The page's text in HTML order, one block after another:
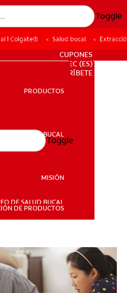
Toggle
SALUD BUCAL
SELECCIÓN DE PRODUCTOS
PARA PROFESIONALES
CUPONES
EC (ES)
SUSCRÍBETE
PRODUCTOS
SALUD BUCAL
MISIÓN
DE SALUD BUCAL
DE PRODUCTOS
Toggle
| Colgate® Salud bucal
Dientes